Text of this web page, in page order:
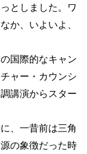
としました。ワ
か、いよいよ、
国際的なキャン
ャー・カウンシ
講演からスター
、一昔前は三角
の象徴だった時